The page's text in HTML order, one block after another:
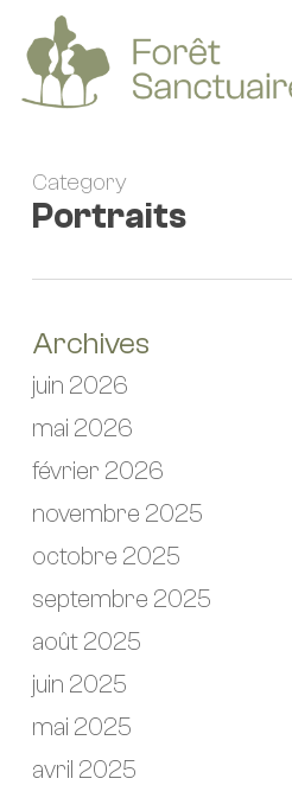
main
content
Category
Portraits
Archives
juin 2026
mai 2026
février 2026
novembre 2025
octobre 2025
septembre 2025
août 2025
juin 2025
mai 2025
avril 2025